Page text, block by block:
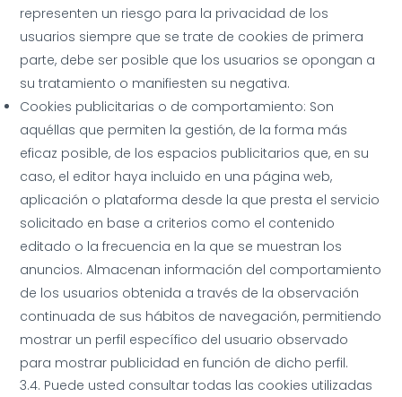
representen un riesgo para la privacidad de los
usuarios siempre que se trate de cookies de primera
parte, debe ser posible que los usuarios se opongan a
su tratamiento o manifiesten su negativa.
Cookies publicitarias o de comportamiento: Son
aquéllas que permiten la gestión, de la forma más
eficaz posible, de los espacios publicitarios que, en su
caso, el editor haya incluido en una página web,
aplicación o plataforma desde la que presta el servicio
solicitado en base a criterios como el contenido
editado o la frecuencia en la que se muestran los
anuncios. Almacenan información del comportamiento
de los usuarios obtenida a través de la observación
continuada de sus hábitos de navegación, permitiendo
mostrar un perfil específico del usuario observado
para mostrar publicidad en función de dicho perfil.
3.4. Puede usted consultar todas las cookies utilizadas